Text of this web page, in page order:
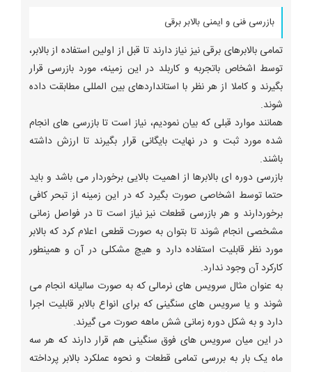
بازرسی فنی و ایمنی بالابر برقی
تمامی بالابرهای برقی نیز نیاز دارند تا قبل از اولین استفاده از بالابر،
توسط اشخاص باتجربه و کاربلد در این زمینه، مورد بازرسی قرار
بگیرند و کاملا از هر نظر با استانداردهای بین المللی مطابقت داده
شوند.
همانند موارد قبلی که بیان نمودیم، نیاز است تا بازرسی های انجام
شده مورد ثبت و در نهایت بایگانی قرار بگیرند تا ارزش داشته
باشند.
بازرسی دوره ای بالابرها از اهمیت بالایی برخوردار می باشد و باید
حتما توسط اشخاصی صورت بگیرد که در این زمینه از تبحر کافی
برخوردارند و هر بازرسی قطعات نیز نیاز است تا در فواصل زمانی
مشخصی انجام شوند تا بتوان به صورت قطعی اعلام کرد که بالابر
مورد نظر قابلیت استفاده دارد و هیچ مشکلی در آن و همینطور
کارکرد آن وجود ندارد.
به عنوان مثال سرویس های نرمالی که به صورت سالیانه انجام می
شوند و یا سرویس های سنگینی که برای انواع بالابر قابلیت اجرا
دارد و به شکل دوره زمانی شش ماهه صورت می گیرند.
در این میان سرویس های فوق سنگینی هم قرار دارند که هر سه
ماه یک بار به بررسی تمامی قطعات و نحوه عملکرد بالابر پرداخته